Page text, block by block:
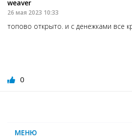
weaver
26 мая 2023 10:33
топово открыто. и с денежками все
0
МЕНЮ